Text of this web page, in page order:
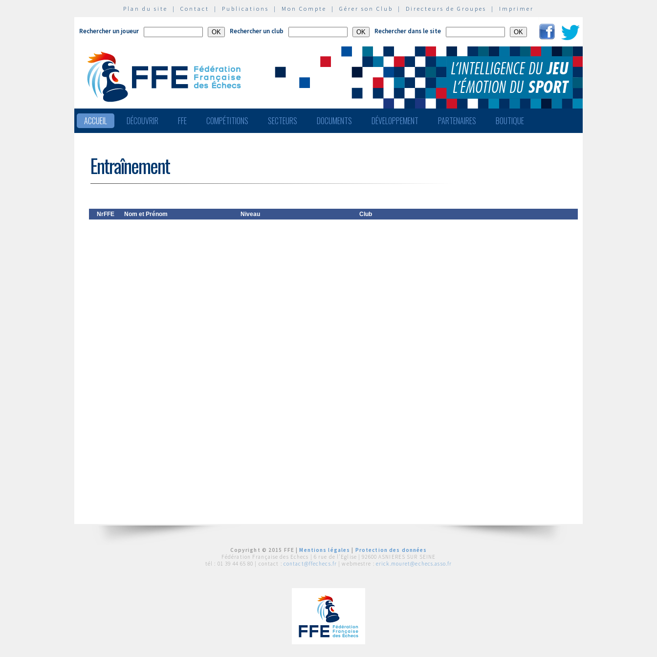
Plan du site | Contact | Publications | Mon Compte | Gérer son Club | Directeurs de Groupes | Imprimer
Rechercher un joueur Rechercher un club Rechercher dans le site
ACCUEIL DÉCOUVRIR FFE COMPÉTITIONS SECTEURS DOCUMENTS DÉVELOPPEMENT PARTENAIRES BOUTIQUE
Entraînement
NrFFE Nom et Prénom Niveau Club
Copyright © 2015 FFE |Mentions légales
Protection des données
Fédération Française des Echecs | 6 rue de l'Eglise | 92600 ASNIERES SUR SEINE
tél : 01 39 44 65 80 | contact : contact@ffechecs.fr | webmestre : erick.mouret@echecs.asso.fr